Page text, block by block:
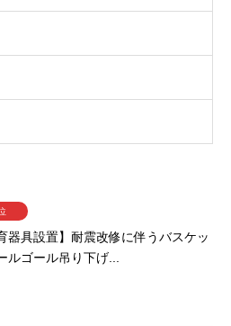
器具設置】耐震改修に伴うバスケッ
ルゴール吊り下げ...